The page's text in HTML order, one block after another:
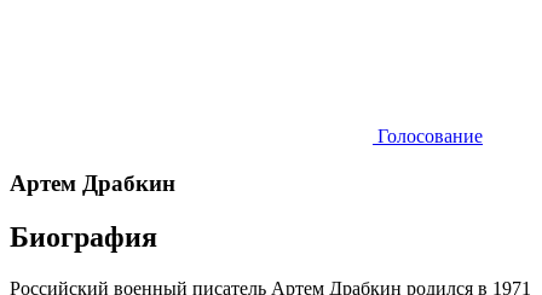
Голосование
Артем Драбкин
Биография
Российский военный писатель Артем Драбкин родился в 1971